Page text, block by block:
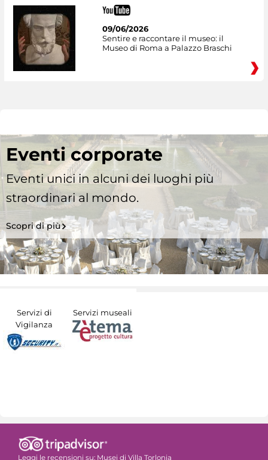
09/06/2026
Sentire e raccontare il museo: il
Museo di Roma a Palazzo Braschi
Eventi corporate
Eventi unici in alcuni dei luoghi più
straordinari al mondo.
Scopri di più
Servizi di
Vigilanza
Servizi museali
Leggi le recensioni su: Musei di Villa Torlonia